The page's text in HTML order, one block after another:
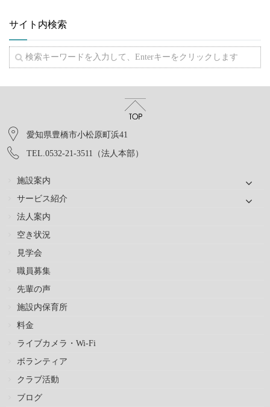
サイト内検索
愛知県豊橋市小松原町浜41
TEL.0532-21-3511（法人本部）
施設案内
サービス紹介
法人案内
空き状況
見学会
職員募集
先輩の声
施設内保育所
料金
ライブカメラ・Wi-Fi
ボランティア
クラブ活動
ブログ